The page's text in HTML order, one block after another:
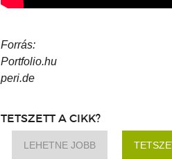
Forrás:
Portfolio.hu
peri.de
TETSZETT A CIKK?
LEHETNE JOBB